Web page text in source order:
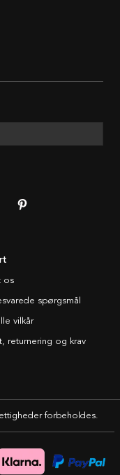
os
spørgsmål
vilkår
returnering og krav
forbeholdes.